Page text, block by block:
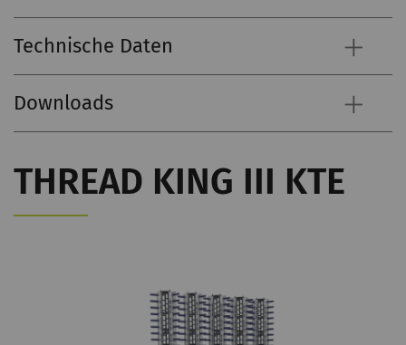
Technische Daten
Downloads
THREAD KING III KTE